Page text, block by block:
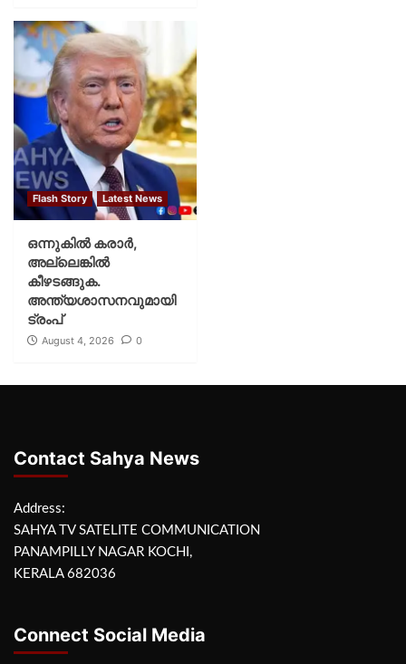
Flash Story Latest News
ഒന്നുകില്‍ കരാര്‍,
അല്ലെങ്കില്‍
കീഴടങ്ങുക.
അന്ത്യശാസനവുമായി
ട്രംപ്
August 4, 2026 0
Contact Sahya News
Address:
SAHYA TV SATELITE COMMUNICATION
PANAMPILLY NAGAR KOCHI,
KERALA 682036
Connect Social Media